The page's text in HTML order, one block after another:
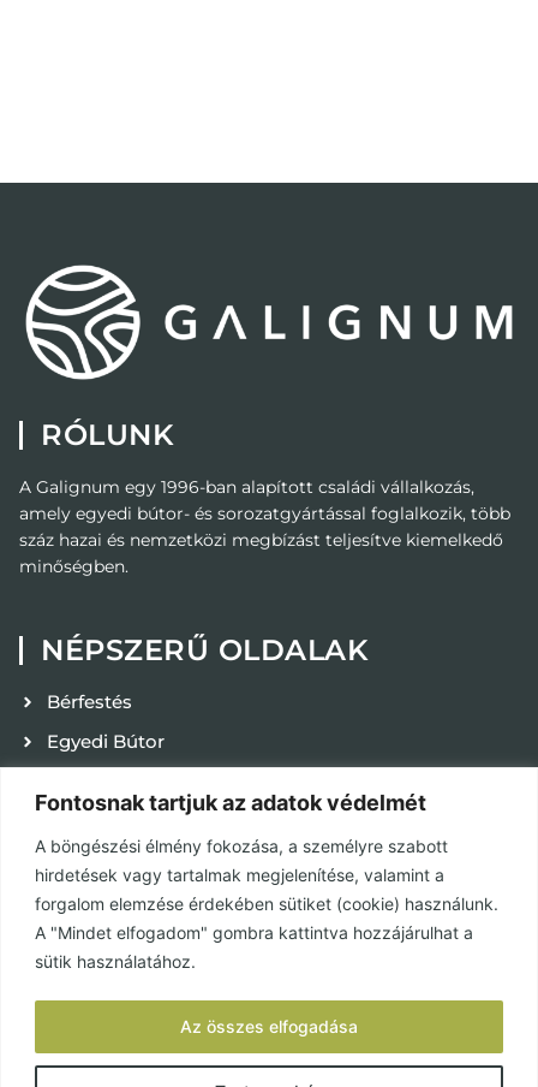
Fontosnak tartjuk az adatok védelmét
A böngészési élmény fokozása, a személyre szabott
hirdetések vagy tartalmak megjelenítése, valamint a
forgalom elemzése érdekében sütiket (cookie) használunk.
A "Mindet elfogadom" gombra kattintva hozzájárulhat a
sütik használatához.
Az összes elfogadása
RÓLUNK
A Galignum egy 1996-ban alapított családi vállalkozás,
amely egyedi bútor- és sorozatgyártással foglalkozik, több
száz hazai és nemzetközi megbízást teljesítve kiemelkedő
minőségben.
NÉPSZERŰ OLDALAK
Bérfestés
Egyedi Bútor
Adatvédelmi tájékoztató
ÁSZF
Használat és karbantartás
KÖZÖSSÉGEK
Facebook